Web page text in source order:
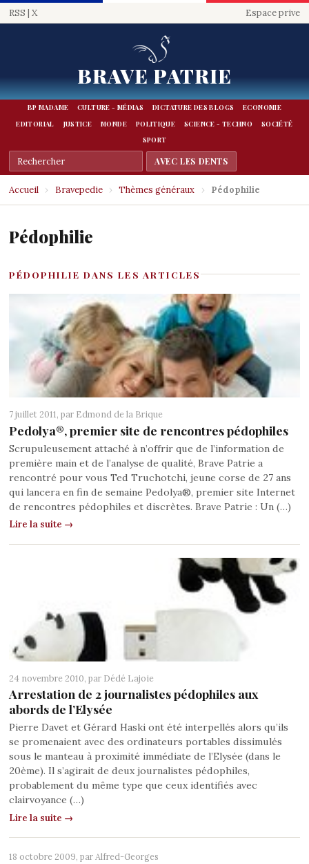
RSS | X Espace prive
BRAVE PATRIE
BP MADAME CULTURE - MÉDIAS DICTATURE DES BLOGS
ECONOMIE
EDITORIAL
JUSTICE MONDE POLITIQUE SCIENCE - TECHNO
SOCIÉTÉ
SPORT
Accueil › Bravepedie › Thèmes généraux › Pédophilie
Pédophilie
PÉDOPHILIE DANS LES ARTICLES
7 juillet 2011, par Edmond de la Brique
Pedolya®, premier site de rencontres pédophiles
Scrupuleusement attaché à n’offrir que de l’information de
première main et de l’analyse de qualité, Brave Patrie a
rencontré pour vous Ted Truchotchi, jeune corse de 27 ans
qui lancera en fin de semaine Pedolya®, premier site Internet
de rencontres pédophiles et discrètes. Brave Patrie : Un (…)
Lire la suite →
24 novembre 2010, par Dédé Lajoie
Arrestation de 2 journalistes pédophiles aux
abords de l’Elysée
Pierre Davet et Gérard Haski ont été interpellés alors qu’ils
se promenaient avec des ordinateurs portables dissimulés
sous le manteau à proximité immédiate de l’Elysée (dans le
20ème). Il s’agirait de deux journalistes pédophiles,
probablement du même type que ceux identifiés avec
clairvoyance (…)
Lire la suite →
18 octobre 2009, parAlfred-Georges